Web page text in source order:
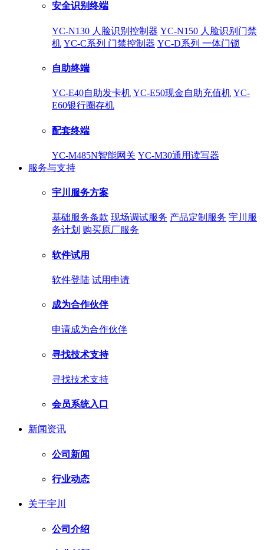
安全识别终端
YC-N130 人脸识别控制器 YC-N150 人脸识别门禁
机 YC-C系列 门禁控制器 YC-D系列 一体门锁
自助终端
YC-E40自助发卡机 YC-E50现金自助充值机 YC-
E60银行圈存机
配套终端
YC-M485N智能网关 YC-M30通用读写器
服务与支持
宇川服务方案
基础服务条款 现场调试服务 产品定制服务 宇川服
务计划 购买原厂服务
软件试用
软件登陆 试用申请
成为合作伙伴
申请成为合作伙伴
寻找技术支持
寻找技术支持
会员系统入口
新闻资讯
公司新闻
行业动态
关于宇川
公司介绍